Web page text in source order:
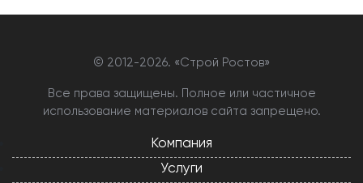
© 2012-2026. «Строй Ростов»
Все права защищены. Полное или частичное
использование материалов сайта запрещено.
Компания
Услуги